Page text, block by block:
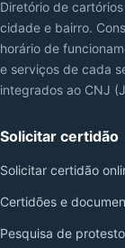
Diretório de
cidade e bairro.
horário de
e serviços de cada
integrados ao CNJ
Solicitar certidão
Solicitar certidão
Certidões e
Pesquisa de protesto